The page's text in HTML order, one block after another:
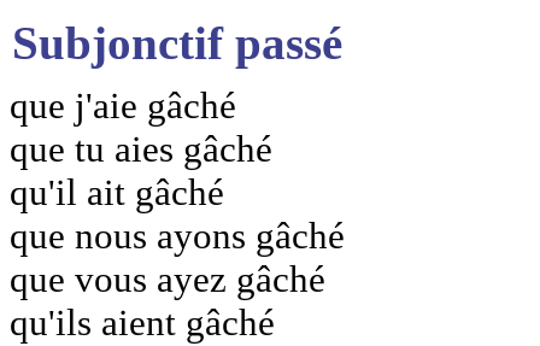
Subjonctif passé
que j'aie gâché
que tu aies gâché
qu'il ait gâché
que nous ayons gâché
que vous ayez gâché
qu'ils aient gâché